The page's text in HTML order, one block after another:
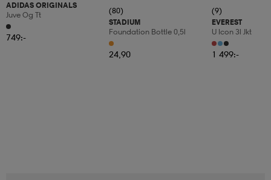
ADIDAS ORIGINALS
Juve Og Tt
749:-
(80)
STADIUM
Foundation Bottle 0,5l
24,90
(9)
EVEREST
U Icon 3l Jkt
1 499:-